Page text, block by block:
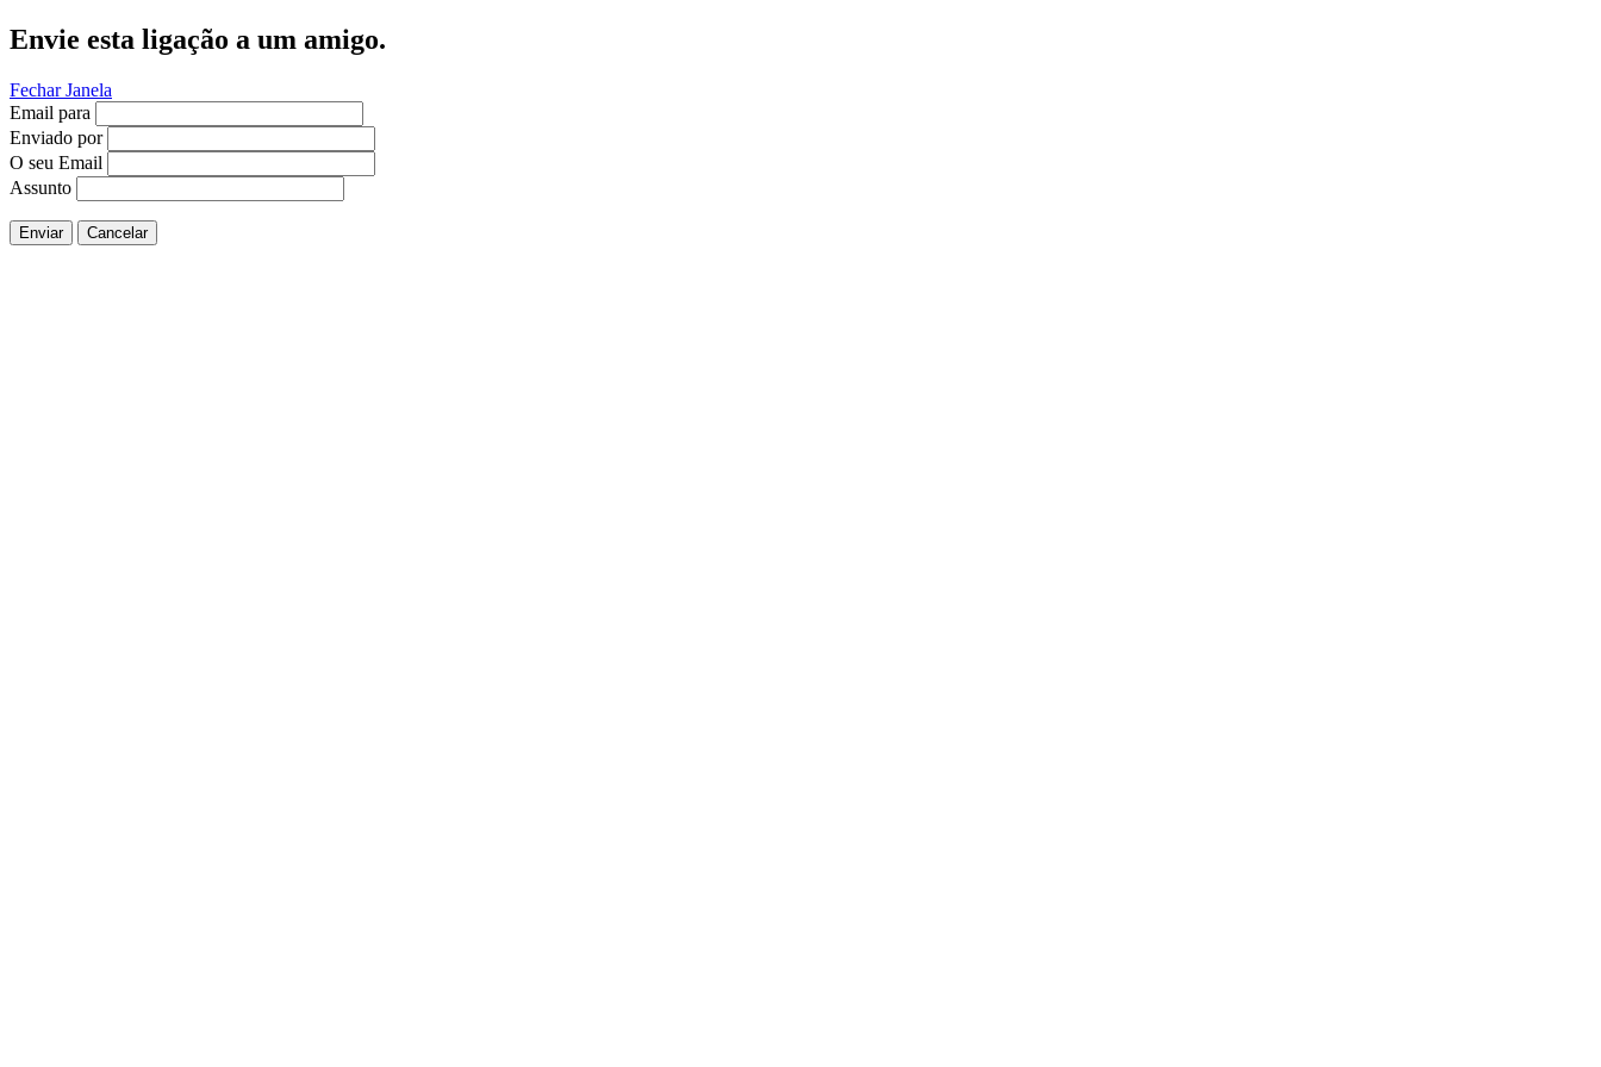
Envie esta ligação a um amigo.
Fechar Janela
Email para
Enviado por
O seu Email
Assunto
Enviar Cancelar